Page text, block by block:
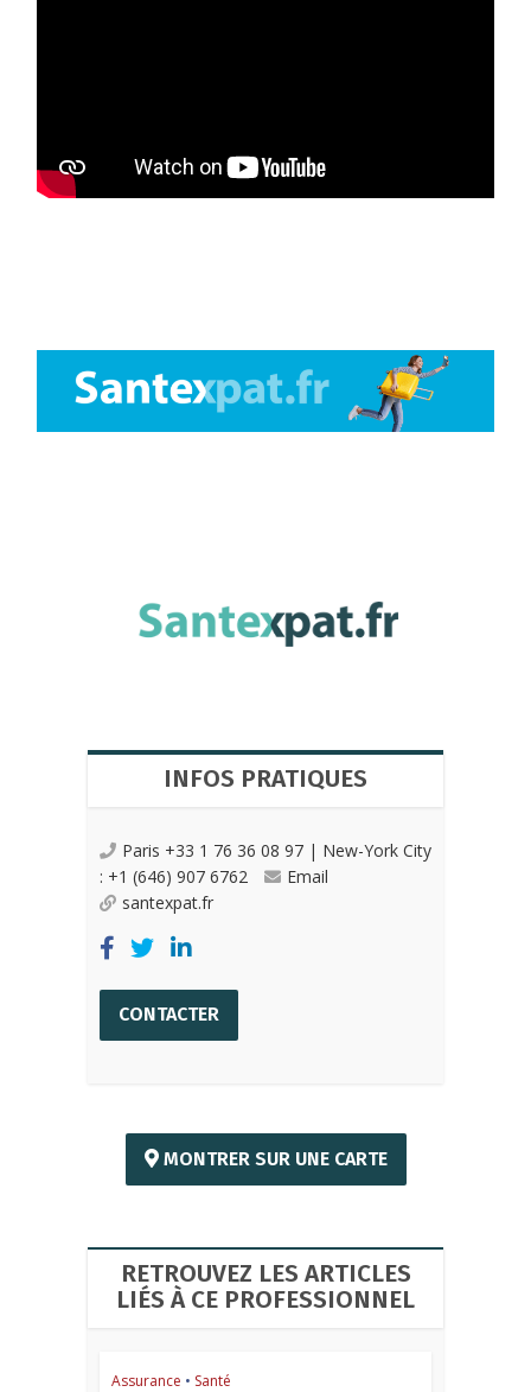
INFOS PRATIQUES
Paris +33 1 76 36 08 97 | New-York City
: +1 (646) 907 6762
Email
santexpat.fr
CONTACTER
MONTRER SUR UNE CARTE
RETROUVEZ LES ARTICLES
LIÉS À CE PROFESSIONNEL
Assurance • Santé